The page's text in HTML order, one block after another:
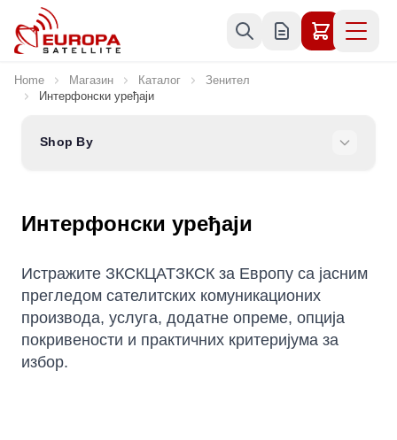
Skip to Content
Home Магазин Каталог
Зенител
Интерфонски уређаји
Shop By
Интерфонски уређаји
Истражите ЗКСКЦАТЗКСК за Европу са јасним
прегледом сателитских комуникационих
производа, услуга, додатне опреме, опција
покривености и практичних критеријума за
избор.